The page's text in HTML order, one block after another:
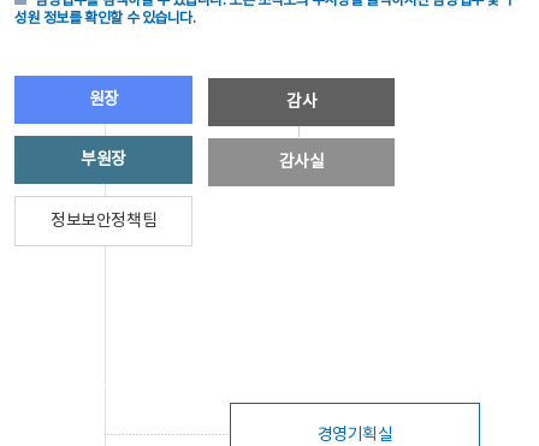
성원 정보를 확인할 수 있습니다.
원장
부원장
정보보안정책팀
감사
감사실
경영기획실